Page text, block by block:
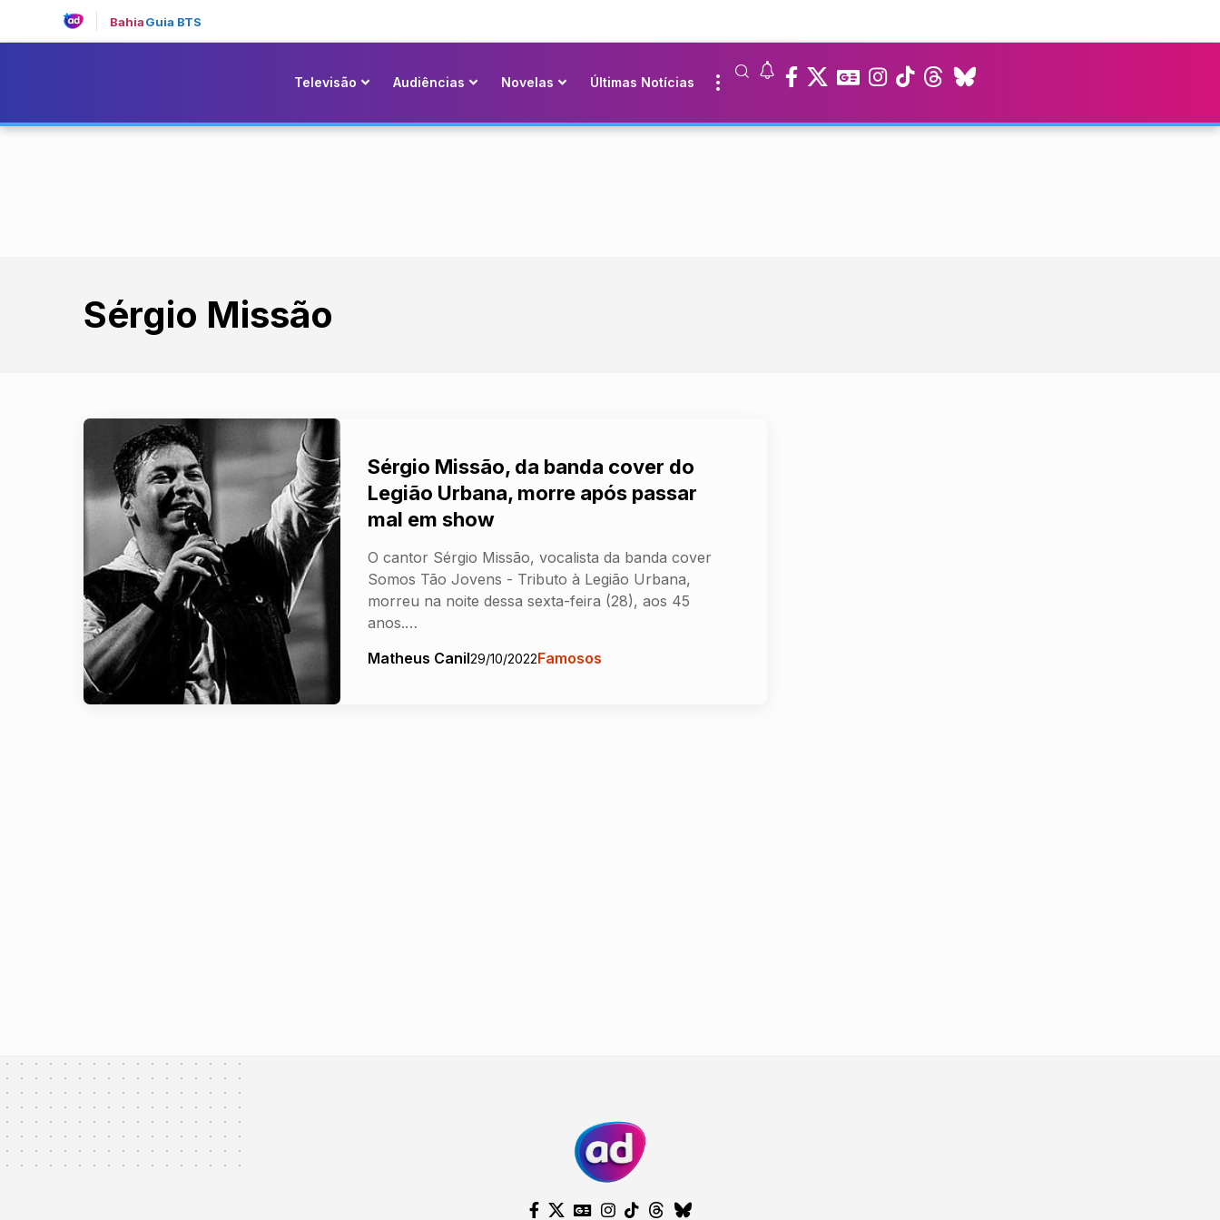
BahiaGuia BTS
Televisão Audiências Novelas Últimas Notícias
Sérgio Missão
Sérgio Missão, da banda cover do
Legião Urbana, morre após passar
mal em show
O cantor Sérgio Missão, vocalista da banda cover
Somos Tão Jovens - Tributo à Legião Urbana,
morreu na noite dessa sexta-feira (28), aos 45
anos.…
Matheus Canil29/10/2022Famosos